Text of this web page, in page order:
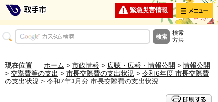
緊急災害情報 メニュー
検索
方法
現在位置 ホーム > 市政情報 > 広聴・広報・情報公開 >情報公開
> 交際費等の支出 > 市長交際費の支出状況 > 令和6年度 市長交際費
の支出状況 > 令和7年3月分 市長交際費の支出状況